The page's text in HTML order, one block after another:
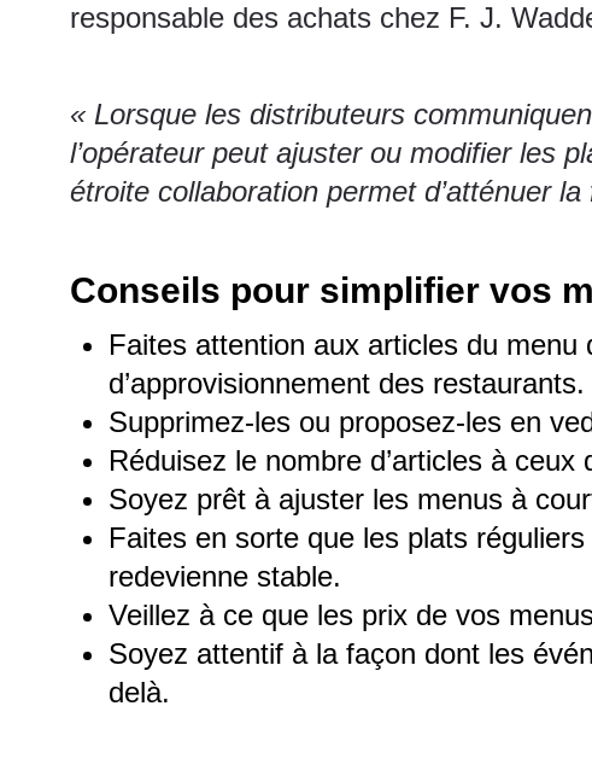
responsable des achats chez F. J.
« Lorsque les distributeurs
l’opérateur peut ajuster ou modifier les
étroite collaboration permet d’atténuer
Conseils pour simplifier vos
Faites attention aux articles du
d’approvisionnement des restaurants.
Supprimez-les ou proposez-les en
Réduisez le nombre d’articles à
Soyez prêt à ajuster les menus à
Faites en sorte que les plats
redevienne stable.
Veillez à ce que les prix de vos
Soyez attentif à la façon dont les
delà.